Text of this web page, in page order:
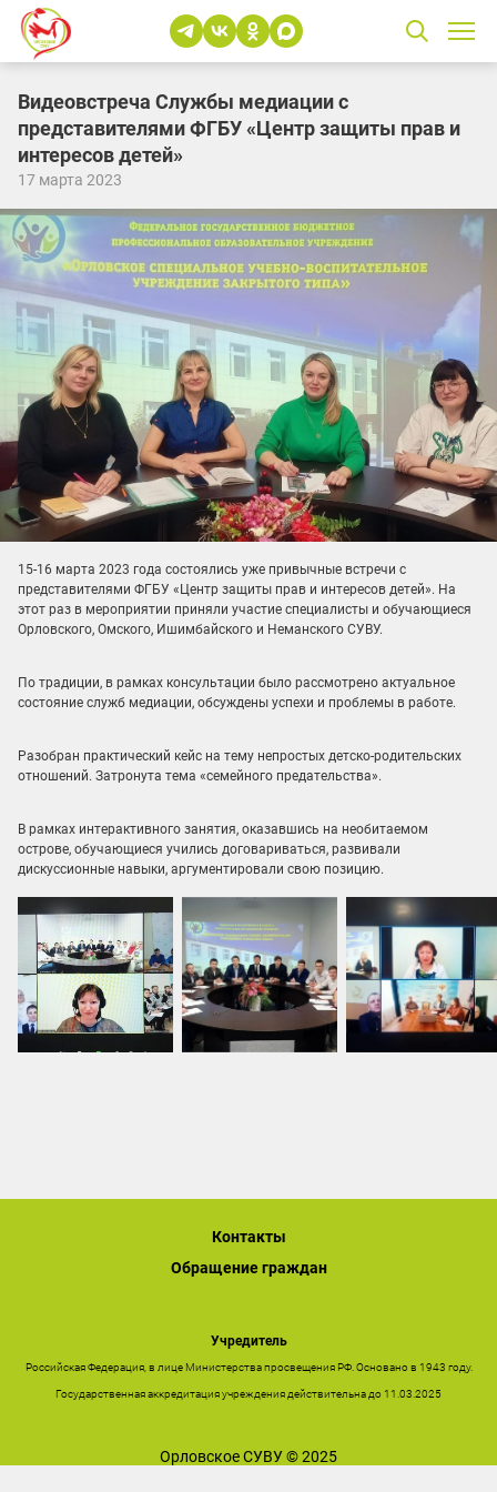
Видеовстреча Службы медиации с
представителями ФГБУ «Центр защиты прав и
интересов детей»
17 марта 2023
15-16 марта 2023 года состоялись уже привычные встречи с
представителями ФГБУ «Центр защиты прав и интересов детей». На
этот раз в мероприятии приняли участие специалисты и обучающиеся
Орловского, Омского, Ишимбайского и Неманского СУВУ.
По традиции, в рамках консультации было рассмотрено актуальное
состояние служб медиации, обсуждены успехи и проблемы в работе.
Разобран практический кейс на тему непростых детско-родительских
отношений. Затронута тема «семейного предательства».
В рамках интерактивного занятия, оказавшись на необитаемом
острове, обучающиеся учились договариваться, развивали
дискуссионные навыки, аргументировали свою позицию.
Контакты
Обращение граждан
Учредитель
Российская Федерация, в лице Министерства просвещения РФ. Основано в 1943 году.
Государственная аккредитация учреждения действительна до 11.03.2025
Орловское СУВУ © 2025